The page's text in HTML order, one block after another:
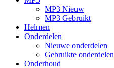
MP3 Nieuw
MP3 Gebruikt
Helmen
Onderdelen
Nieuwe onderdelen
Gebruikte onderdelen
Onderhoud